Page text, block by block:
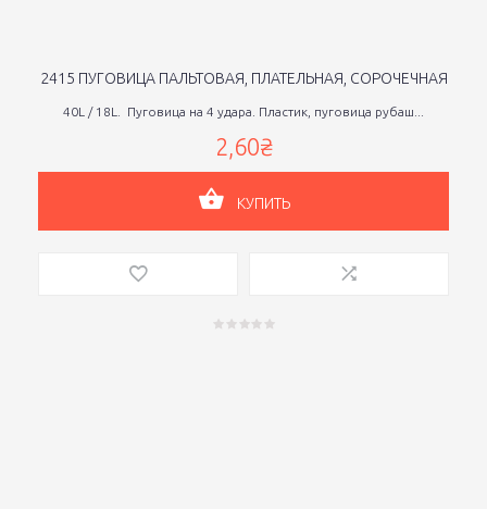
2415 ПУГОВИЦА ПАЛЬТОВАЯ, ПЛАТЕЛЬНАЯ, СОРОЧЕЧНАЯ
40L / 18L. Пуговица на 4 удара. Пластик, пуговица рубаш...
2,60₴
КУПИТЬ